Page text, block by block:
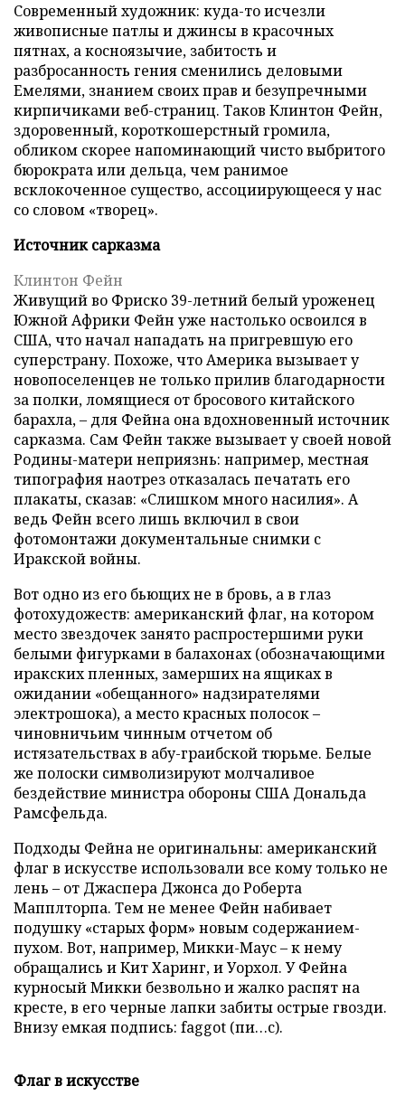
Современный художник: куда-то исчезли
живописные патлы и джинсы в красочных
пятнах, а косноязычие, забитость и
разбросанность гения сменились деловыми
Емелями, знанием своих прав и безупречными
кирпичиками веб-страниц. Таков Клинтон Фейн,
здоровенный, короткошерстный громила,
обликом скорее напоминающий чисто выбритого
бюрократа или дельца, чем ранимое
всклокоченное существо, ассоциирующееся у нас
со словом «творец».
Источник сарказма
Клинтон Фейн
Живущий во Фриско 39-летний белый уроженец
Южной Африки Фейн уже настолько освоился в
США, что начал нападать на пригревшую его
суперстрану. Похоже, что Америка вызывает у
новопоселенцев не только прилив благодарности
за полки, ломящиеся от бросового китайского
барахла, – для Фейна она вдохновенный источник
сарказма. Сам Фейн также вызывает у своей новой
Родины-матери неприязнь: например, местная
типография наотрез отказалась печатать его
плакаты, сказав: «Слишком много насилия». А
ведь Фейн всего лишь включил в свои
фотомонтажи документальные снимки с
Иракской войны.
Вот одно из его бьющих не в бровь, а в глаз
фотохудожеств: американский флаг, на котором
место звездочек занято распростершими руки
белыми фигурками в балахонах (обозначающими
иракских пленных, замерших на ящиках в
ожидании «обещанного» надзирателями
электрошока), а место красных полосок –
чиновничьим чинным отчетом об
истязательствах в абу-граибской тюрьме. Белые
же полоски символизируют молчаливое
бездействие министра обороны США Дональда
Рамсфельда.
Подходы Фейна не оригинальны: американский
флаг в искусстве использовали все кому только не
лень – от Джаспера Джонса до Роберта
Мапплторпа. Тем не менее Фейн набивает
подушку «старых форм» новым содержанием-
пухом. Вот, например, Микки-Маус – к нему
обращались и Кит Харинг, и Уорхол. У Фейна
курносый Микки безвольно и жалко распят на
кресте, в его черные лапки забиты острые гвозди.
Внизу емкая подпись: faggot (пи…с).
Флаг в искусстве